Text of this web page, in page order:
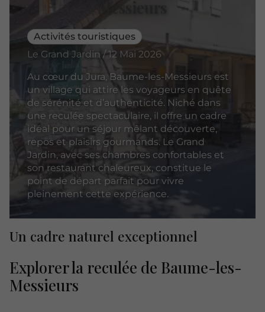
Activités touristiques
Le Grand Jardin / 12 Mai 2026
Au cœur du Jura, Baume-les-Messieurs est
un village qui attire les voyageurs en quête
de sérénité et d’authenticité. Niché dans
une reculée spectaculaire, il offre un cadre
idéal pour un séjour mêlant découverte,
repos et plaisirs gourmands. Le Grand
Jardin, avec ses chambres confortables et
son restaurant chaleureux, constitue le
point de départ parfait pour vivre
pleinement cette expérience.
Un cadre naturel exceptionnel
Explorer la reculée de Baume-les-
Messieurs